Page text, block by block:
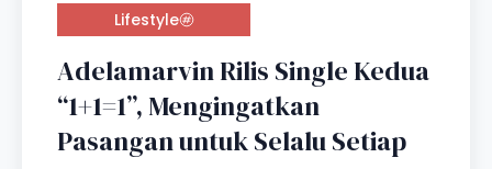
Lifestyle
Adelamarvin Rilis Single Kedua
“1+1=1”, Mengingatkan
Pasangan untuk Selalu Setiap